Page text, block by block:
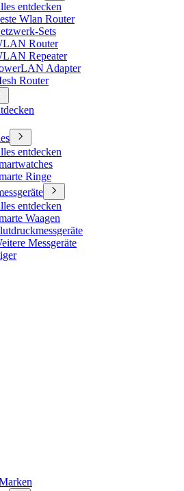
entdecken
Wlan Router
Sets
Router
Repeater
Adapter
Router
entdecken
Ringe
entdecken
Waagen
Messgeräte